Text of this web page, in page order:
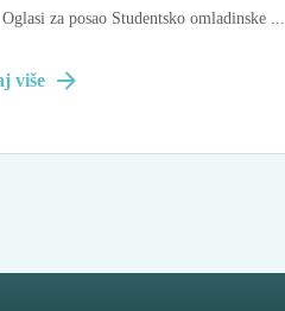
Oglasi za posao Studentsko omladinske ...
više